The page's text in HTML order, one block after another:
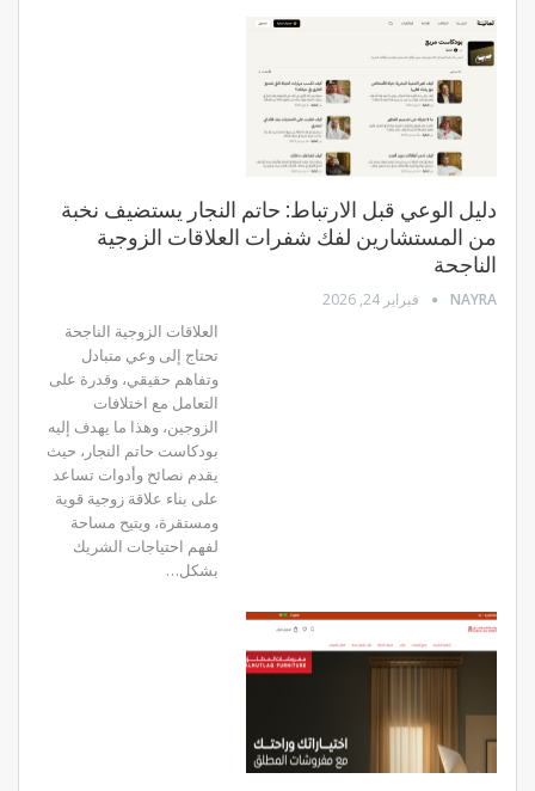
دليل الوعي قبل الارتباط: حاتم النجار يستضيف نخبة
من المستشارين لفك شفرات العلاقات الزوجية
الناجحة
NAYRA فبراير 24, 2026
العلاقات الزوجية الناجحة
تحتاج إلى وعي متبادل
وتفاهم حقيقي، وقدرة على
التعامل مع اختلافات
الزوجين، وهذا ما يهدف إليه
بودكاست حاتم النجار، حيث
يقدم نصائح وأدوات تساعد
على بناء علاقة زوجية قوية
ومستقرة، ويتيح مساحة
لفهم احتياجات الشريك
بشكل…